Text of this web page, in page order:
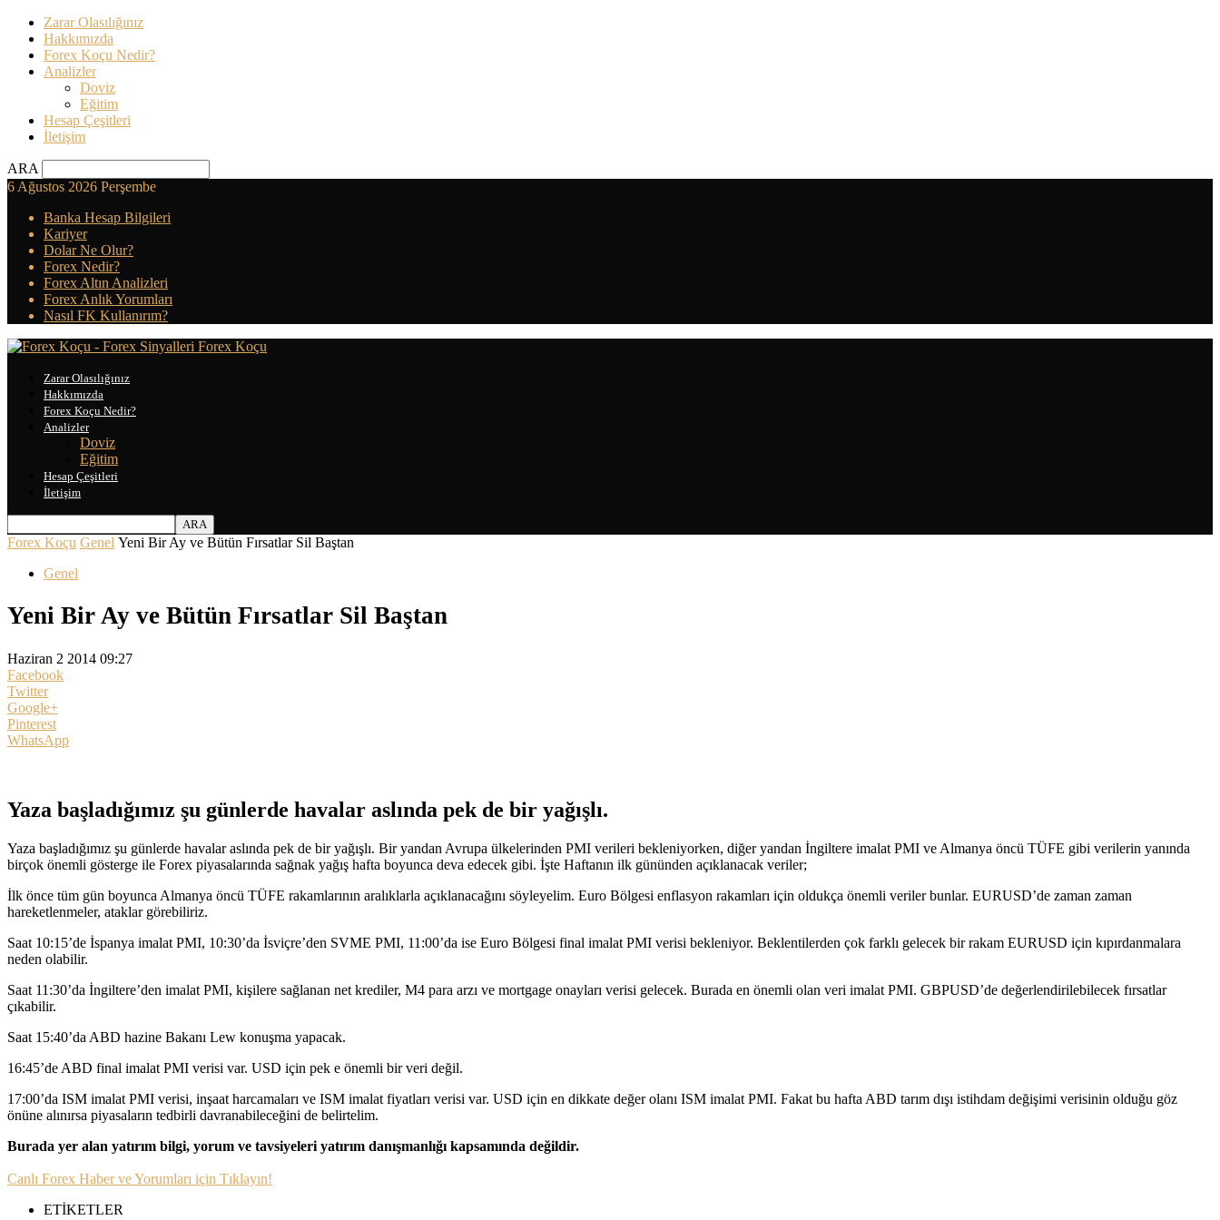
Zarar Olasılığınız
Hakkımızda
Forex Koçu Nedir?
Analizler
Doviz
Eğitim
Hesap Çeşitleri
İletişim
ARA
6 Ağustos 2026 Perşembe
Banka Hesap Bilgileri
Kariyer
Dolar Ne Olur?
Forex Nedir?
Forex Altın Analizleri
Forex Anlık Yorumları
Nasıl FK Kullanırım?
Forex Koçu
Zarar Olasılığınız
Hakkımızda
Forex Koçu Nedir?
Analizler
Doviz
Eğitim
Hesap Çeşitleri
İletişim
Forex Koçu Genel Yeni Bir Ay ve Bütün Fırsatlar Sil Baştan
Genel
Yeni Bir Ay ve Bütün Fırsatlar Sil Baştan
Haziran 2 2014 09:27
Facebook
Twitter
Google+
Pinterest
WhatsApp
Yaza başladığımız şu günlerde havalar aslında pek de bir yağışlı.
Yaza başladığımız şu günlerde havalar aslında pek de bir yağışlı. Bir yandan Avrupa ülkelerinden PMI verileri bekleniyorken, diğer yandan İngiltere imalat PMI ve Almanya öncü TÜFE gibi verilerin yanında
birçok önemli gösterge ile Forex piyasalarında sağnak yağış hafta boyunca deva edecek gibi. İşte Haftanın ilk gününden açıklanacak veriler;
İlk önce tüm gün boyunca Almanya öncü TÜFE rakamlarının aralıklarla açıklanacağını söyleyelim. Euro Bölgesi enflasyon rakamları için oldukça önemli veriler bunlar. EURUSD’de zaman zaman
hareketlenmeler, ataklar görebiliriz.
Saat 10:15’de İspanya imalat PMI, 10:30’da İsviçre’den SVME PMI, 11:00’da ise Euro Bölgesi final imalat PMI verisi bekleniyor. Beklentilerden çok farklı gelecek bir rakam EURUSD için kıpırdanmalara
neden olabilir.
Saat 11:30’da İngiltere’den imalat PMI, kişilere sağlanan net krediler, M4 para arzı ve mortgage onayları verisi gelecek. Burada en önemli olan veri imalat PMI. GBPUSD’de değerlendirilebilecek fırsatlar
çıkabilir.
Saat 15:40’da ABD hazine Bakanı Lew konuşma yapacak.
16:45’de ABD final imalat PMI verisi var. USD için pek e önemli bir veri değil.
17:00’da ISM imalat PMI verisi, inşaat harcamaları ve ISM imalat fiyatları verisi var. USD için en dikkate değer olanı ISM imalat PMI. Fakat bu hafta ABD tarım dışı istihdam değişimi verisinin olduğu göz
önüne alınırsa piyasaların tedbirli davranabileceğini de belirtelim.
Burada yer alan yatırım bilgi, yorum ve tavsiyeleri yatırım danışmanlığı kapsamında değildir.
Canlı Forex Haber ve Yorumları için Tıklayın!
ETİKETLER